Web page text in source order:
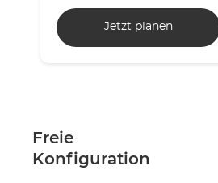
Jetzt planen
Freie
Konfiguration